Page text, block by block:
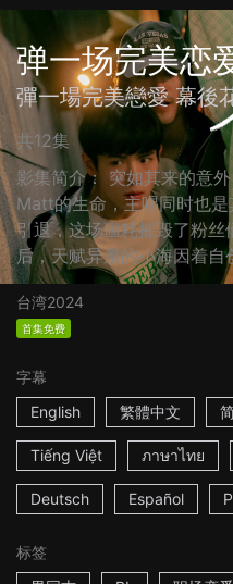
弹一场完美恋
彈一場完美戀愛 幕後
共12集
影集简介： 突如其来的意
Matt的生命，主唱同时也
引退，这场噩耗摧毁了粉丝
后，天赋异禀的小海因着自
台湾2024
首集免费
字幕
English
繁體中文
Tiếng Việt ภาษาไทย
Deutsch Español
标签